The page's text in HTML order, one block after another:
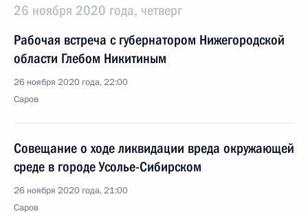
26 ноября 2020 года, четверг
Рабочая встреча с губернатором Нижегородской
области Глебом Никитиным
26 ноября 2020 года, 22:00
Саров
Совещание о ходе ликвидации вреда окружающей
среде в городе Усолье-Сибирском
26 ноября 2020 года, 21:00
Саров